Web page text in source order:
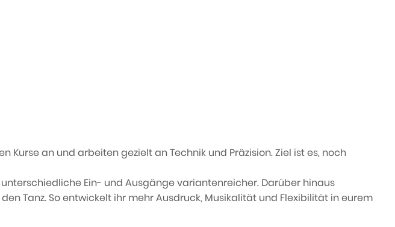
Kurse an und arbeiten gezielt an Technik und Präzision. Ziel ist es, noch
Ein- und Ausgänge variantenreicher. Darüber hinaus
Tanz. So entwickelt ihr mehr Ausdruck, Musikalität und Flexibilität in eurem